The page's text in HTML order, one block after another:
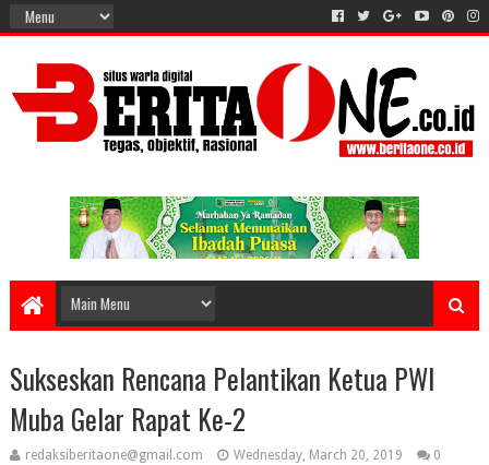
Sukseskan Rencana Pelantikan Ketua PWI
Muba Gelar Rapat Ke-2
redaksiberitaone@gmail.com Wednesday, March 20, 2019 0